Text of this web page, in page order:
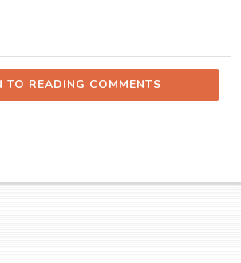
TO READING COMMENTS